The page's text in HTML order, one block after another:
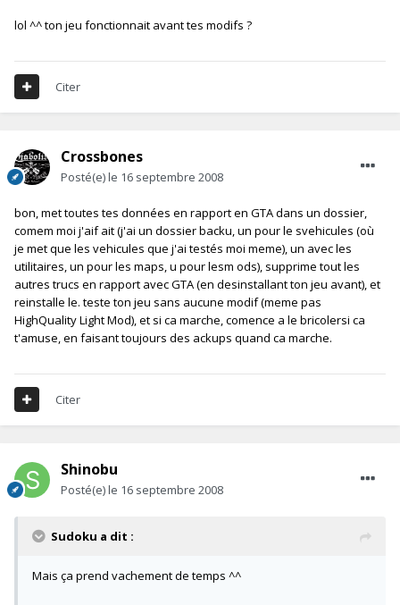
lol ^^ ton jeu fonctionnait avant tes modifs ?
Citer
Crossbones
Posté(e)le 16 septembre 2008
bon, met toutes tes données en rapport en GTA dans un dossier,
comem moi j'aif ait (j'ai un dossier backu, un pour le svehicules (où
je met que les vehicules que j'ai testés moi meme), un avec les
utilitaires, un pour les maps, u pour lesm ods), supprime tout les
autres trucs en rapport avec GTA (en desinstallant ton jeu avant), et
reinstalle le. teste ton jeu sans aucune modif (meme pas
HighQuality Light Mod), et si ca marche, comence a le bricolersi ca
t'amuse, en faisant toujours des ackups quand ca marche.
Citer
Shinobu
Posté(e)le 16 septembre 2008
Sudoku a dit :
Mais ça prend vachement de temps ^^